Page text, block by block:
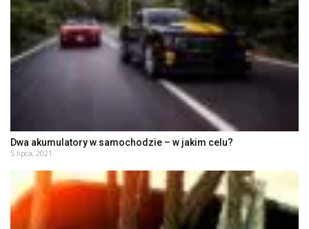
Dwa akumulatory w samochodzie – w jakim celu?
5 lipca, 2021